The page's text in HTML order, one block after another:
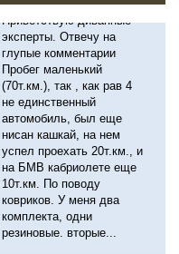
своего нового
автомобиля. Новый он не
потому что только
выпущен на конвейере, а
потому приобретен в
семью для пользования и
повседневной
эксплуатации чуть более
недели назад.
Приобретен в замен...
Приветствую диванные
эксперты. Отвечу на
глупые комментарии
Пробег маленький
(70т.км.), так , как рав 4
не единственный
автомобиль, был еще
нисан кашкай, на нем
успел проехать 20т.км., и
на БМВ кабриолете еще
10т.км. По поводу
ковриков. У меня два
комплекта, одни
резиновые. вторые...